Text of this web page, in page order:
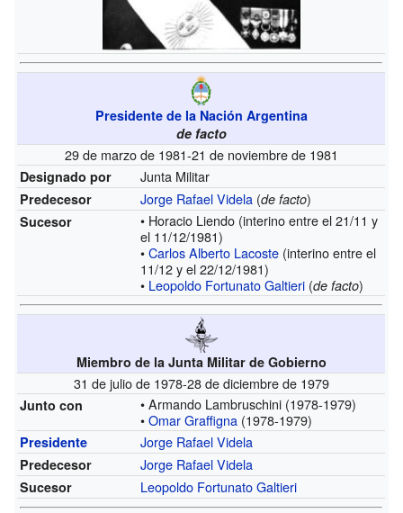
Presidente de la Nación Argentina
de facto
29 de marzo de 1981-21 de noviembre de 1981
Designado por Junta Militar
Predecesor Jorge Rafael Videla (de facto)
Sucesor • Horacio Liendo (interino entre el 21/11 y
el 11/12/1981)
•Carlos Alberto Lacoste (interino entre el
11/12 y el 22/12/1981)
• Leopoldo Fortunato Galtieri (de facto)
Miembro de la Junta Militar de Gobierno
31 de julio de 1978-28 de diciembre de 1979
Junto con • Armando Lambruschini (1978-1979)
•Omar Graffigna (1978-1979)
Presidente Jorge Rafael Videla
Predecesor Jorge Rafael Videla
Sucesor Leopoldo Fortunato Galtieri